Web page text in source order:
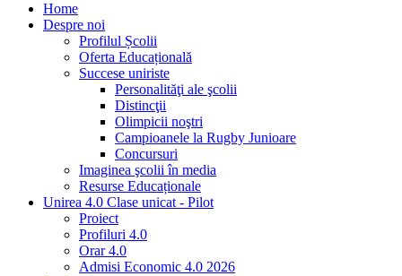
Home
Despre noi
Profilul Școlii
Oferta Educațională
Succese uniriste
Personalităţi ale şcolii
Distincţii
Olimpicii noştri
Campioanele la Rugby Junioare
Concursuri
Imaginea şcolii în media
Resurse Educaționale
Unirea 4.0 Clase unicat - Pilot
Proiect
Profiluri 4.0
Orar 4.0
Admisi Economic 4.0 2026